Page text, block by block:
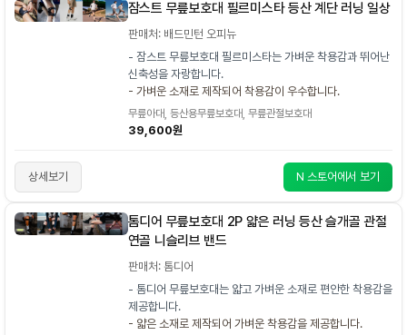
잠스트 무릎보호대 필르미스타 등산 계단 러닝 일상
판매처: 배드민턴 오피뉴
- 잠스트 무릎보호대 필르미스타는 가벼운 착용감과 뛰어난
신축성을 자랑합니다.
- 가벼운 소재로 제작되어 착용감이 우수합니다.
무릎아대, 등산용무릎보호대, 무릎관절보호대
39,600원
상세보기 N 스토어에서 보기
톰디어 무릎보호대 2P 얇은 러닝 등산 슬개골 관절
연골 니슬리브 밴드
판매처: 톰디어
- 톰디어 무릎보호대는 얇고 가벼운 소재로 편안한 착용감을
제공합니다.
- 얇은 소재로 제작되어 가벼운 착용감을 제공합니다.